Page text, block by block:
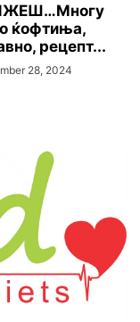
ќофтиња,
рецепт...
28, 2024